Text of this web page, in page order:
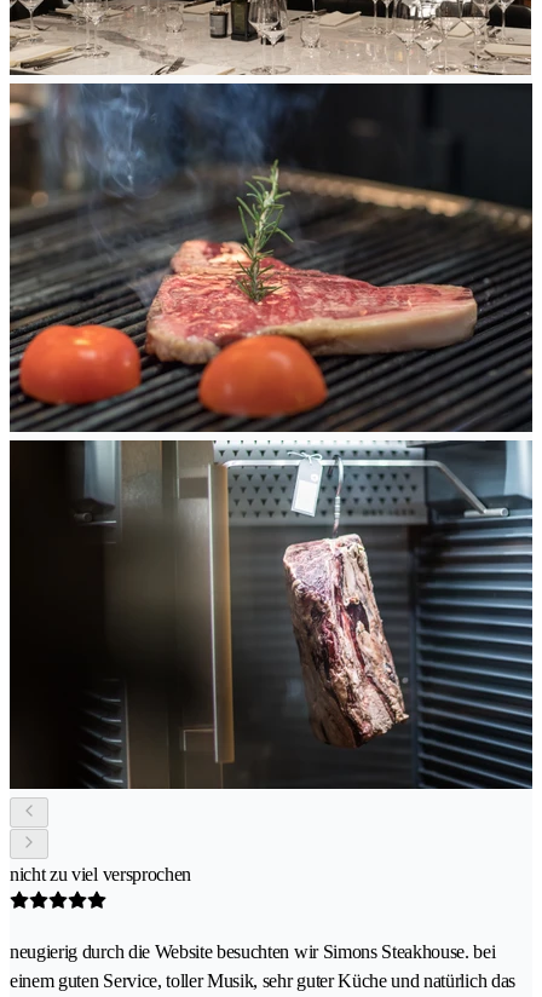
nicht zu viel versprochen
neugierig durch die Website besuchten wir Simons Steakhouse. bei
einem guten Service, toller Musik, sehr guter Küche und natürlich das